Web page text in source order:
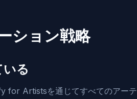
ション戦略
る
for Artistsを通じてすべてのアーテ